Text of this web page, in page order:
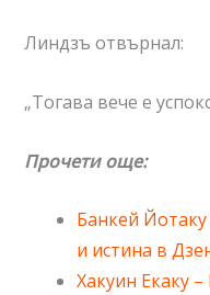
Линдзъ отвърнал:
„Тогава вече е
Прочети още:
Банкей
и истина в
Хакуин Екаку